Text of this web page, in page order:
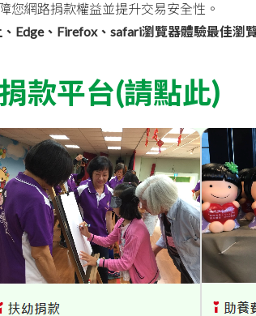
您網路捐款權益並提升交易安全性。
Edge、Firefox、safari瀏覽器體驗最佳瀏
款平台(請點此)